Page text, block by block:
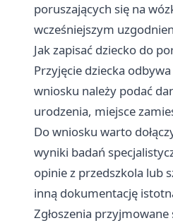
poruszających się na
wcześniejszym
Jak zapisać dziecko do
Przyjęcie dziecka
wniosku należy podać
urodzenia, miejsce
Do wniosku warto
wyniki badań
opinie z przedszkola lub
inną dokumentację
Zgłoszenia przyjmowane